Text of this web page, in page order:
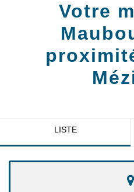
Votre
LISTE